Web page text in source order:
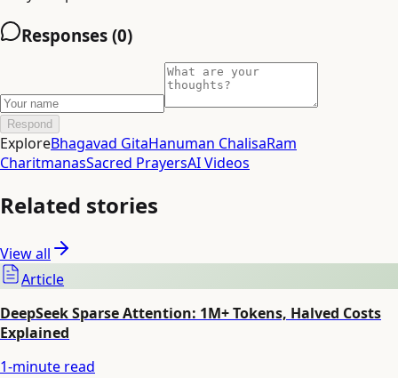
Responses (0)
Respond
ExploreBhagavad GitaHanuman ChalisaRam
CharitmanasSacred PrayersAI Videos
Related stories
View all
Article
DeepSeek Sparse Attention: 1M+ Tokens, Halved Costs
Explained
1-minute read